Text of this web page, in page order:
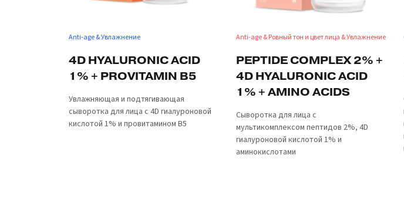
Anti-age & Увлажнение
4D HYALURONIC ACID
1% + PROVITAMIN B5
Увлажняющая и подтягивающая
сыворотка для лица с 4D гиалуроновой
кислотой 1% и провитамином B5
Anti-age & Ровный тон и цвет лица & Увлажнение
PEPTIDE COMPLEX 2% +
4D HYALURONIC ACID
1% + AMINO ACIDS
Сыворотка для лица с
мультикомплексом пептидов 2%, 4D
гиалуроновой кислотой 1% и
аминокислотами